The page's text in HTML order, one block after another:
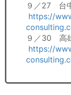
９／27 台
https://
９／30 高
https://